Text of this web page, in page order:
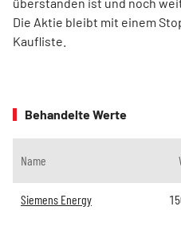
Die Aktie bleibt mit einem
Kaufliste.
Behandelte Werte
Name
Siemens Energy